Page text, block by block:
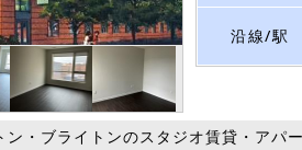
沿線/駅
ン・ブライトンのスタジオ賃貸・アパ